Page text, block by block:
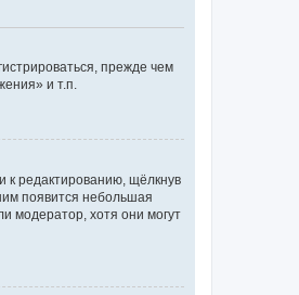
прежде чем
и т.п.
к редактированию, щёлкнув
появится небольшая
модератор, хотя они могут